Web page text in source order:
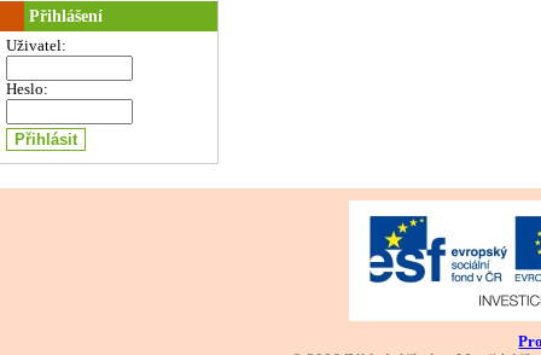
Přihlášení
Uživatel:
Heslo: